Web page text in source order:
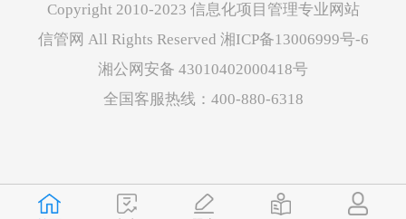
Copyright 2010-2023 信息化项目管理专业网站
信管网 All Rights Reserved 湘ICP备13006999号-6
湘公网安备 43010402000418号
全国客服热线：400-880-6318